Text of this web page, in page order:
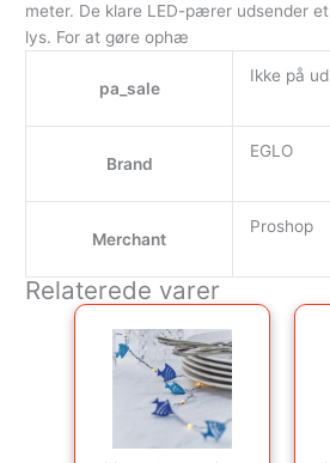
meter. De klare LED-pærer udsender
lys. For at gøre ophæ
pa_sale
Ikke på
Brand
EGLO
Merchant
Proshop
Relaterede varer